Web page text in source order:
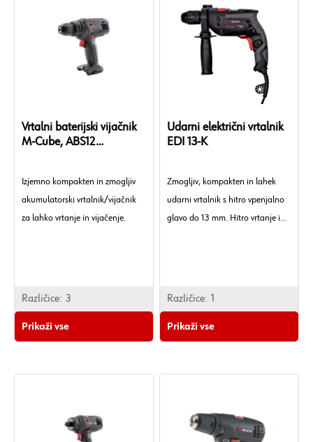
Vrtalni baterijski vijačnik
M-Cube, ABS12
Izjemno kompakten in zmogljiv
akumulatorski vrtalnik/vijačnik
za lahko vrtanje in vijačenje.
Različice: 3
Prikaži vse
Udarni električni vrtalnik
EDI 13-K
Zmogljiv, kompakten in lahek
udarni vrtalnik s hitro vpenjalno
glavo do 13 mm. Hitro vrtanje in
Različice: 1
Prikaži vse